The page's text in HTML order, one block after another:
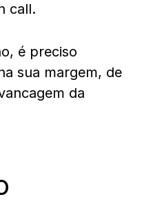
call.
é preciso
sua margem, de
da